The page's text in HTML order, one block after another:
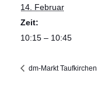
14. Februar
Zeit:
10:15 – 10:45
dm-Markt Taufkirchen